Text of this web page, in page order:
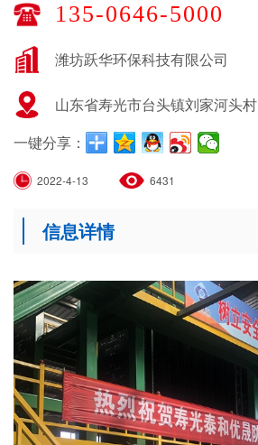
135-0646-5000
潍坊跃华环保科技有限公司
山东省寿光市台头镇刘家河头村
一键分享：
2022-4-13 6431
信息详情